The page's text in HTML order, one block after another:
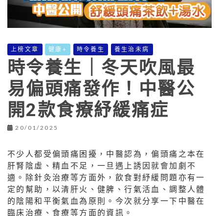
上榜文章 健康+ 時令養生 養生治未病
時令養生｜冬天吹風最
易偏頭痛發作！中醫公
開2款食療紓緩痛症
20/01/2025
不少人都受偏頭痛困擾，中醫認為，偏頭痛之本在
肝腎陰虛、精血不足，一旦遇上誘因就會加劇不
適。除針灸治療等方面外，飲食對紓緩問題亦有一
定的幫助，以清肝火、健脾、行氣活血、調整人體
的陰陽和平衡氣血為原則。今次就分享一下中醫在
臨床治療、食療等方面的資訊。